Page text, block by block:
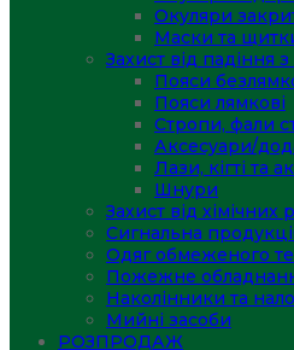
Окуляри
Маски та
Захист від падіння
Пояси
Пояси лямкові
Стропи, фали
Аксесуари/
Лази, кігті та
Шнури
Захист від хімічних
Сигнальна
Одяг обмеженого
Пожежне
Наколінники та
Мийні засоби
РОЗПРОДАЖ